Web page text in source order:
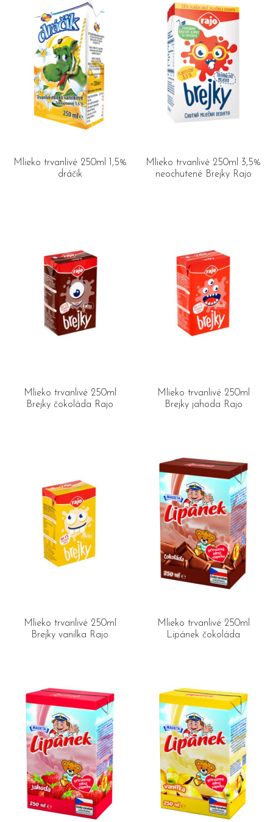
Mlieko trvanlivé 250ml 1,5%
dráčik
Mlieko trvanlivé 250ml 3,5%
neochutené Brejky Rajo
Mlieko trvanlivé 250ml
Brejky čokoláda Rajo
Mlieko trvanlivé 250ml
Brejky jahoda Rajo
Mlieko trvanlivé 250ml
Brejky vanilka Rajo
Mlieko trvanlivé 250ml
Lipánek čokoláda